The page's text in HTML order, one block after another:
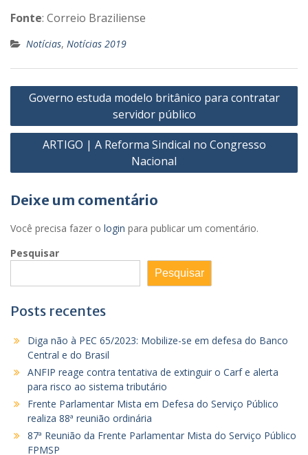
Fonte: Correio Braziliense
Notícias, Notícias 2019
Navegação
Post
Governo estuda modelo britânico para contratar
servidor público
ARTIGO | A Reforma Sindical no Congresso
Nacional
Deixe um comentário
Você precisa fazer o login para publicar um comentário.
Pesquisar
Pesquisar
Posts recentes
Diga não à PEC 65/2023: Mobilize-se em defesa do Banco
Central e do Brasil
ANFIP reage contra tentativa de extinguir o Carf e alerta
para risco ao sistema tributário
Frente Parlamentar Mista em Defesa do Serviço Público
realiza 88ª reunião ordinária
87ª Reunião da Frente Parlamentar Mista do Serviço Público
FPMSP